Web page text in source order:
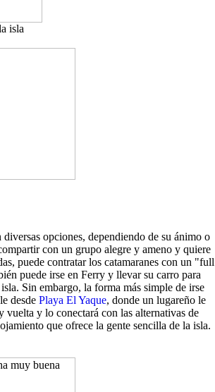
isla
opciones, dependiendo de su ánimo o
con un grupo alegre y ameno y quiere
puede contratar los catamaranes con un "full
puede irse en Ferry y llevar su carro para
Sin embargo, la forma más simple de irse
desde Playa El Yaque, donde un lugareño le
vuelta y lo conectará con las alternativas de
que ofrece la gente sencilla de la isla.